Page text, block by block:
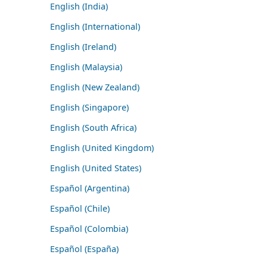
English (India)
English (International)
English (Ireland)
English (Malaysia)
English (New Zealand)
English (Singapore)
English (South Africa)
English (United Kingdom)
English (United States)
Español (Argentina)
Español (Chile)
Español (Colombia)
Español (España)